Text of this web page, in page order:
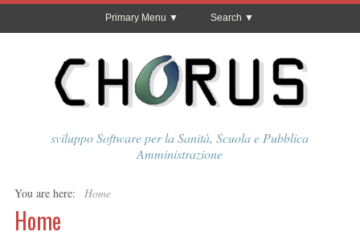
Primary Menu Search
sviluppo Software per la Sanità, Scuola e Pubblica
Amministrazione
You are here: Home
Home